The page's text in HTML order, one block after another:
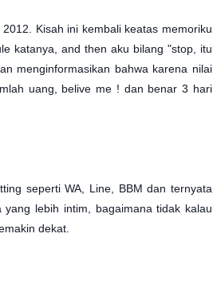
Kisah ini kembali keatas memoriku
katanya, and then aku bilang "stop, itu
menginformasikan bahwa karena nilai
uang, belive me ! dan benar 3 hari
seperti WA, Line, BBM dan ternyata
lebih intim, bagaimana tidak kalau
dekat.